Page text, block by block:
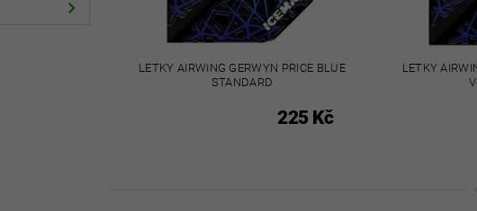
LETKY AIRWING GERWYN PRICE BLUE
STANDARD
225 Kč
LETKY